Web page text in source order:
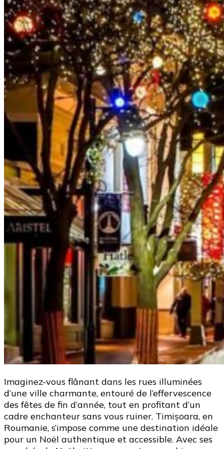
Imaginez-vous flânant dans les rues illuminées
d’une ville charmante, entouré de l’effervescence
des fêtes de fin d’année, tout en profitant d’un
cadre enchanteur sans vous ruiner. Timișoara, en
Roumanie, s’impose comme une destination idéale
pour un Noël authentique et accessible. Avec ses